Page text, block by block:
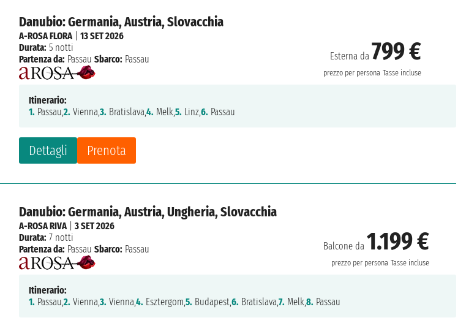
Danubio: Germania, Austria, Slovacchia
Esterna da 799 €
prezzo per persona Tasse incluse
Dettagli Prenota
A-ROSA FLORA|13 SET 2026
Durata: 5 notti
Partenza da: Passau Sbarco: Passau
Itinerario:
1. Passau,2. Vienna,3. Bratislava,4. Melk,5. Linz,6. Passau
Danubio: Germania, Austria, Ungheria, Slovacchia
Balcone da 1.199 €
prezzo per persona Tasse incluse
A-ROSA RIVA|3 SET 2026
Durata: 7 notti
Partenza da: Passau Sbarco: Passau
Itinerario:
1. Passau,2. Vienna,3. Vienna,4. Esztergom,5. Budapest,6. Bratislava,7. Melk,8. Passau